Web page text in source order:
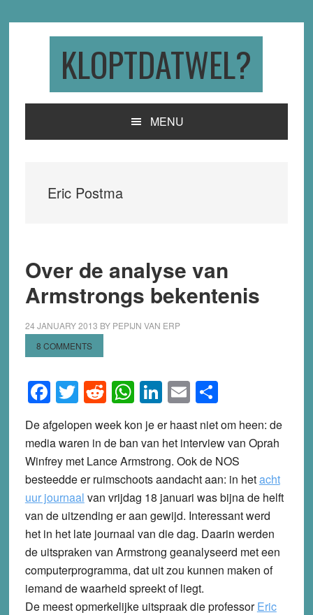
KLOPTDATWEL?
MENU
Eric Postma
Over de analyse van
Armstrongs bekentenis
24 JANUARY 2013 BY PEPIJN VAN ERP
8 COMMENTS
Facebook
Twitter
Reddit
WhatsApp
LinkedIn
EmailShare
De afgelopen week kon je er haast niet om heen: de
media waren in de ban van het interview van Oprah
Winfrey met Lance Armstrong. Ook de NOS
besteedde er ruimschoots aandacht aan: in hetacht
uur journaal van vrijdag 18 januari was bijna de helft
van de uitzending er aan gewijd. Interessant werd
het in het late journaal van die dag. Daarin werden
de uitspraken van Armstrong geanalyseerd met een
computerprogramma, dat uit zou kunnen maken of
iemand de waarheid spreekt of liegt.
De meest opmerkelijke uitspraak die professorEric